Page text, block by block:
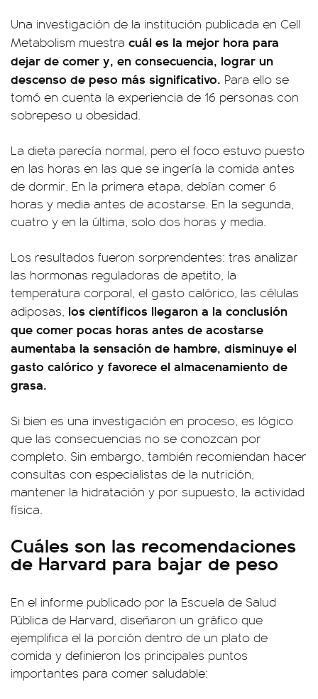
Una investigación de la institución publicada en Cell
Metabolism muestra cuál es la mejor hora para
dejar de comer y, en consecuencia, lograr un
descenso de peso más significativo. Para ello se
tomó en cuenta la experiencia de 16 personas con
sobrepeso u obesidad.
La dieta parecía normal, pero el foco estuvo puesto
en las horas en las que se ingería la comida antes
de dormir. En la primera etapa, debían comer 6
horas y media antes de acostarse. En la segunda,
cuatro y en la última, solo dos horas y media.
Los resultados fueron sorprendentes: tras analizar
las hormonas reguladoras de apetito, la
temperatura corporal, el gasto calórico, las células
adiposas, los científicos llegaron a la conclusión
que comer pocas horas antes de acostarse
aumentaba la sensación de hambre, disminuye el
gasto calórico y favorece el almacenamiento de
grasa.
Si bien es una investigación en proceso, es lógico
que las consecuencias no se conozcan por
completo. Sin embargo, también recomiendan hacer
consultas con especialistas de la nutrición,
mantener la hidratación y por supuesto, la actividad
física.
Cuáles son las recomendaciones
de Harvard para bajar de peso
En el informe publicado por la Escuela de Salud
Pública de Harvard, diseñaron un gráfico que
ejemplifica el la porción dentro de un plato de
comida y definieron los principales puntos
importantes para comer saludable: